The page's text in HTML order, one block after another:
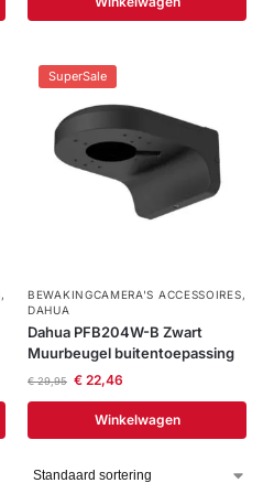
,
SuperSale
BEWAKINGCAMERA'S ACCESSOIRES,
DAHUA
Dahua PFB204W-B Zwart
Muurbeugel buitentoepassing
€29,95 €22,46
Winkelwagen